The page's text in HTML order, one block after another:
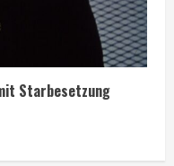
Starbesetzung